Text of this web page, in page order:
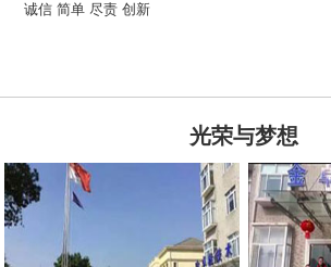
诚信 简单 尽责 创新
光荣与梦想